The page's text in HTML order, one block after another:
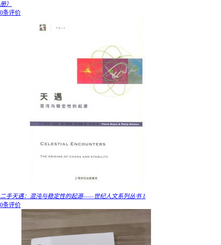
册）
0条评价
二手天遇：混沌与稳定性的起源——世纪人文系列丛书 1
0条评价